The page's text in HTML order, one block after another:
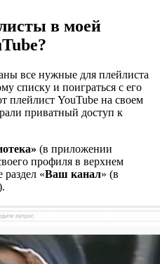
в моей
все нужные для плейлиста
списку и поиграться с его
плейлист YouTube на своем
приватный доступ к
(в приложении
профиля в верхнем
раздел «Ваш канал» (в